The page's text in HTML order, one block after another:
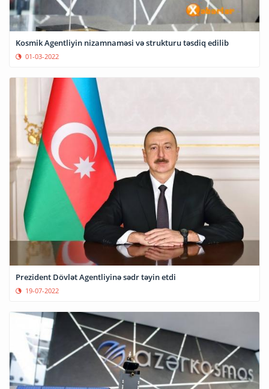
Kosmik Agentliyin nizamnaməsi və strukturu təsdiq edilib
01-03-2022
Prezident Dövlət Agentliyinə sədr təyin etdi
19-07-2022